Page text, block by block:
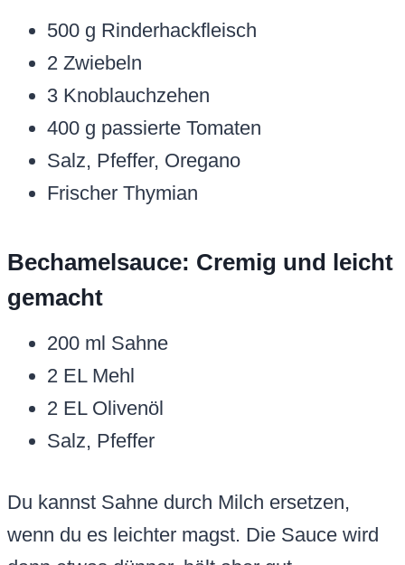
500 g Rinderhackfleisch
2 Zwiebeln
3 Knoblauchzehen
400 g passierte Tomaten
Salz, Pfeffer, Oregano
Frischer Thymian
Bechamelsauce: Cremig und leicht
gemacht
200 ml Sahne
2 EL Mehl
2 EL Olivenöl
Salz, Pfeffer
Du kannst Sahne durch Milch ersetzen,
wenn du es leichter magst. Die Sauce wird